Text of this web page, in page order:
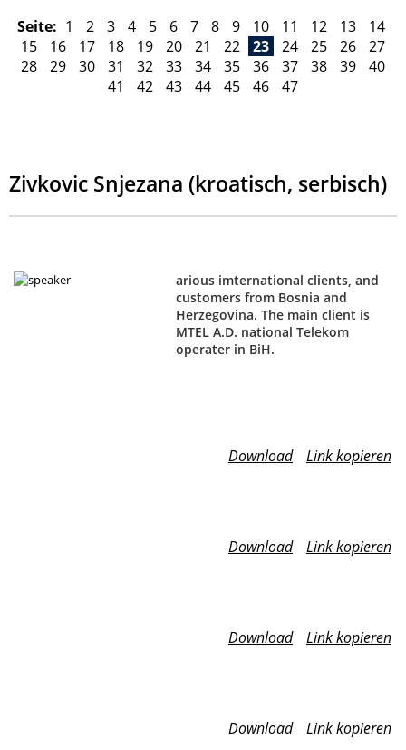
Seite: 1 2 3 4 5 6 7 8 9 10 11 12 13
14
15
16 17 18 19 20 21 22 23 24 25 26
27
28
29 30 31 32 33 34 35 36 37 38 39
40
41
42 43 44 45 46 47
Zivkovic Snjezana (kroatisch, serbisch)
arious imternational clients, and
customers from Bosnia and
Herzegovina. The main client is
MTEL A.D. national Telekom
operater in BiH.
Download Link kopieren
Download Link kopieren
Download Link kopieren
Download Link kopieren